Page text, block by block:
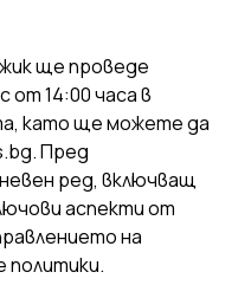
ще проведе
от 14:00 часа в
като ще можете да
Пред
ред, включващ
аспекти от
на
политики.